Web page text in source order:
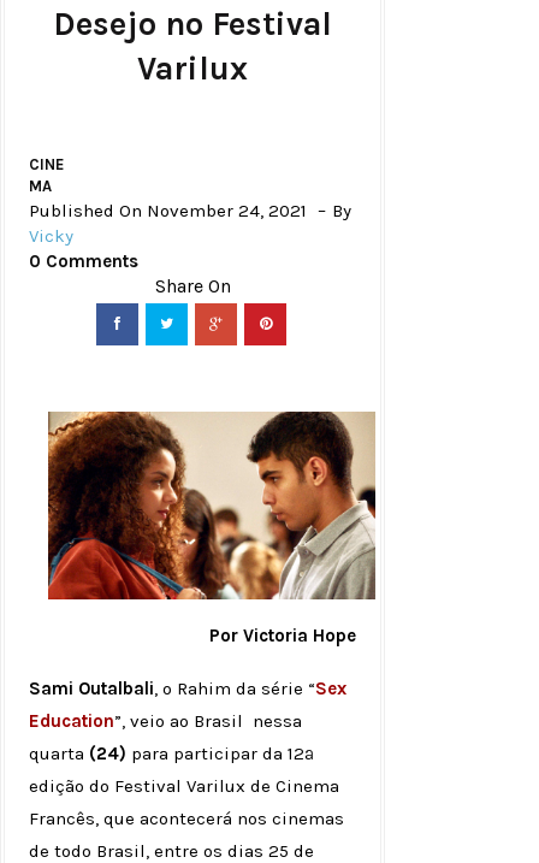
Desejo no Festival
Varilux
CINE
MA
Published On November 24, 2021
By
Vicky
0 Comments
Por Victoria Hope
Sami Outalbali, o Rahim da série “Sex
Education”, veio ao Brasil nessa
quarta (24) para participar da 12ª
edição do Festival Varilux de Cinema
Francês, que acontecerá nos cinemas
de todo Brasil, entre os dias 25 de